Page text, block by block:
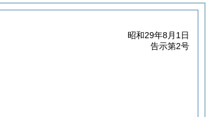
昭和29年8月1日
告示第2号